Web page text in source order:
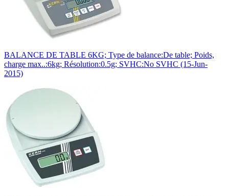
BALANCE DE TABLE 6KG; Type de balance:De table; Poids,
charge max..:6kg; Résolution:0.5g; SVHC:No SVHC (15-Jun-
2015)